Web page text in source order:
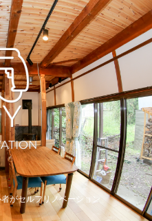
がセルフリノベーション